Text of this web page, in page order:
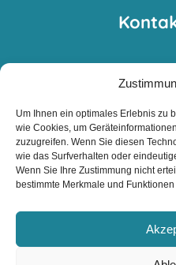
Um Ihnen ein optimales Erlebnis zu
wie Cookies, um
zuzugreifen. Wenn Sie diesen
wie das Surfverhalten oder
Wenn Sie Ihre Zustimmung nicht
bestimmte Merkmale und